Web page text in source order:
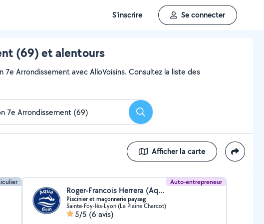
S'inscrire Se connecter
(69) et alentours
Arrondissement avec AlloVoisins. Consultez la liste des
Rechercher
Afficher la carte
Auto-entrepreneur
Roger-Francois Herrera (Aquasixtm)
Piscinier et maçonnerie paysag
Sainte-Foy-lès-Lyon (La Plaine Charcot)
5/5 (6 avis)